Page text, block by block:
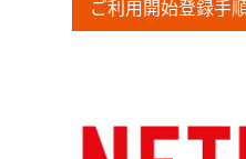
ご利用開始登録手